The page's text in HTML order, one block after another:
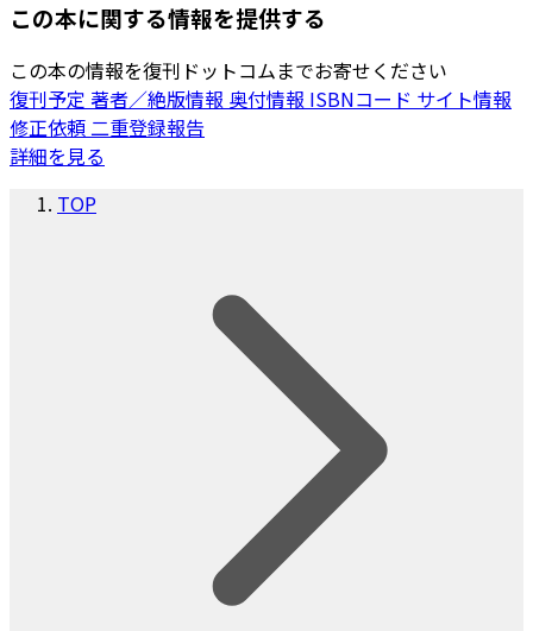
この本に関する情報を提供する
この本の情報を復刊ドットコムまでお寄せください
復刊予定 著者／絶版情報 奥付情報 ISBNコード サイト情報
修正依頼二重登録報告
詳細を見る
TOP